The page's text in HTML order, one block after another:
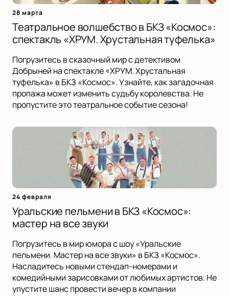
28 марта
Театральное волшебство в БКЗ «Космос»:
спектакль «ХРУМ. Хрустальная туфелька»
Погрузитесь в сказочный мир с детективом
Добрыней на спектакле «ХРУМ. Хрустальная
туфелька» в БКЗ «Космос». Узнайте, как загадочная
пропажа может изменить судьбу королевства. Не
пропустите это театральное событие сезона!
24 февраля
Уральские пельмени в БКЗ «Космос»:
мастер на все звуки
Погрузитесь в мир юмора с шоу «Уральские
пельмени. Мастер на все звуки» в БКЗ «Космос».
Насладитесь новыми стендап-номерами и
комедийными зарисовками от любимых артистов. Не
упустите шанс провести вечер в компании